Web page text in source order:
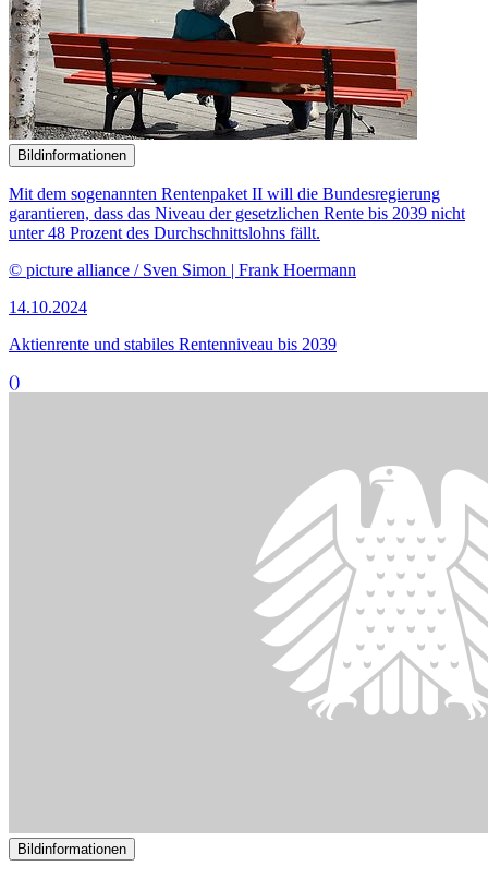
Bildinformationen
Mit dem sogenannten Rentenpaket II will die Bundesregierung
garantieren, dass das Niveau der gesetzlichen Rente bis 2039 nicht
unter 48 Prozent des Durchschnittslohns fällt.
© picture alliance / Sven Simon | Frank Hoermann
14.10.2024
Aktienrente und stabiles Rentenniveau bis 2039
()
Wie die Rückkehr ins Erwerbsleben gelingen kann, beschäftigte den
()